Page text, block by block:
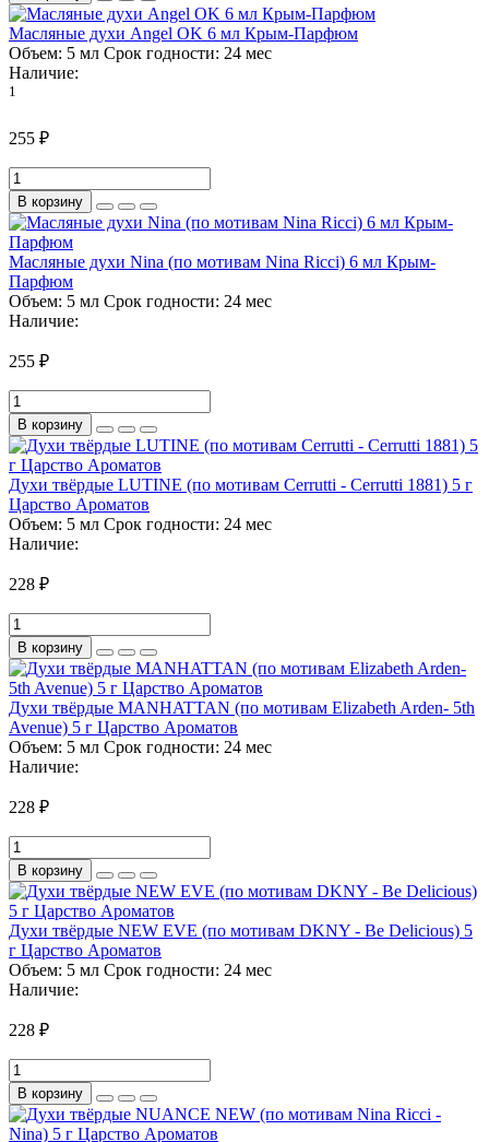
Масляные духи Angel OK 6 мл Крым-Парфюм
Объем: 5 мл Срок годности: 24 мес
Наличие:
1
255 ₽
В корзину
Масляные духи Nina (по мотивам Nina Ricci) 6 мл Крым-
Парфюм
Объем: 5 мл Срок годности: 24 мес
Наличие:
255 ₽
В корзину
Духи твёрдые LUTINE (по мотивам Cerrutti - Cerrutti 1881) 5 г
Царство Ароматов
Объем: 5 мл Срок годности: 24 мес
Наличие:
228 ₽
В корзину
Духи твёрдые MANHATTAN (по мотивам Elizabeth Arden- 5th
Avenue) 5 г Царство Ароматов
Объем: 5 мл Срок годности: 24 мес
Наличие:
228 ₽
В корзину
Духи твёрдые NEW EVE (по мотивам DKNY - Be Delicious) 5
г Царство Ароматов
Объем: 5 мл Срок годности: 24 мес
Наличие:
228 ₽
В корзину